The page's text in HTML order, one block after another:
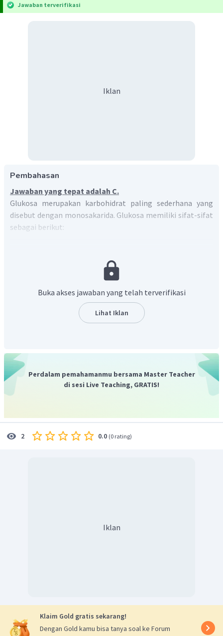
Jawaban terverifikasi
Iklan
Pembahasan
Jawaban yang tepat adalah C.
Glukosa merupakan karbohidrat paling sederhana yang
disebut dengan monosakarida. Glukosa memiliki sifat-sifat
sebagai berikut:
dapat dioksidasi menjadi asam piruvat,
tidak dapat dihidrolisis
Jadi, sifat-sifat dari glukosa, kecuali
Buka akses jawaban yang telah terverifikasi
Lihat Iklan
Perdalam pemahamanmu bersama Master Teacher
di sesi Live Teaching, GRATIS!
2 0.0 (0 rating)
Iklan
Klaim Gold gratis sekarang!
Dengan Gold kamu bisa tanya soal ke Forum